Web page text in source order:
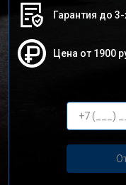
Гарантия до
Цена от 1900